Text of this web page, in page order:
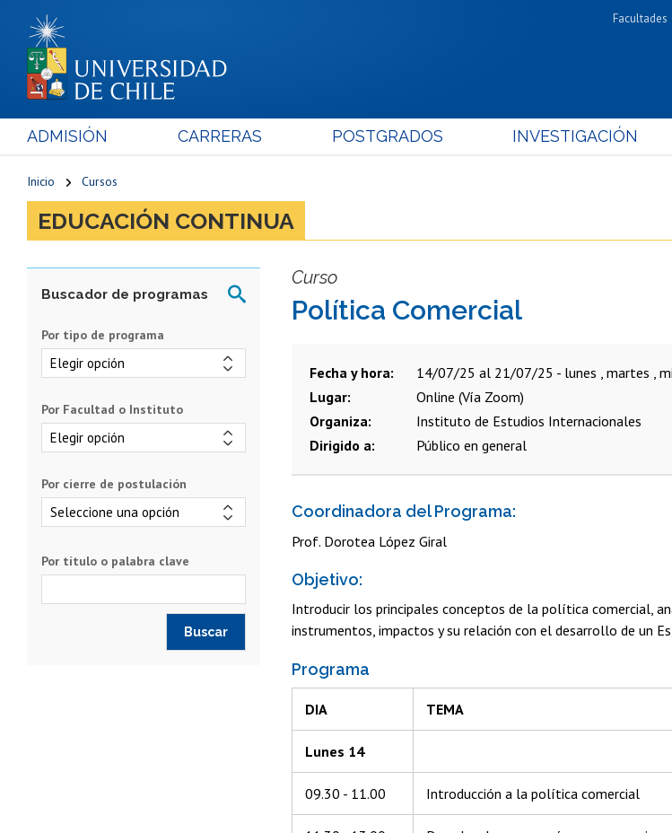
Facultades
Cs.
Cs.
ADMISIÓN CARRERAS POSTGRADOS INVESTIGACIÓN
Inicio Cursos
EDUCACIÓN CONTINUA
Curso
Política Comercial
Fecha y hora
14/07/25 al 21/07/25 - lunes , martes ,
Lugar
Online (Vía Zoom)
Organiza
Instituto de Estudios Internacionales
Dirigido a
Público en general
Coordinadora del Programa:
Prof. Dorotea López Giral
Objetivo:
Introducir los principales conceptos de la política comercial,
instrumentos, impactos y su relación con el desarrollo de un
Programa
DIA TEMA
Lunes 14
09.30 - 11.00 Introducción a la política comercial
Por tipo de programa
Por Facultad o Instituto
Por cierre de postulación
Por título o palabra clave